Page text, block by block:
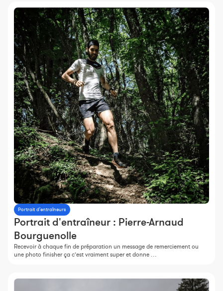
Portrait d'entraîneurs
Portrait d'entraîneur : Pierre-Arnaud
Bourguenolle
Recevoir à chaque fin de préparation un message de remerciement ou
une photo finisher ça c’est vraiment super et donne …